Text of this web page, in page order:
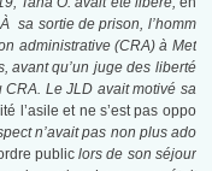
sa sortie de prison, l’homm
administrative (CRA) à Met
avant qu’un juge des liberté
CRA. Le JLD avait motivé sa
l’asile et ne s’est pas oppo
n’avait pas non plus ado
publiclors de son séjour